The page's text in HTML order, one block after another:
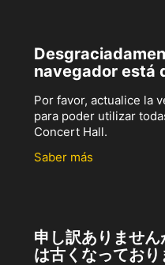
navegador está
Por favor, actualice la
para poder utilizar
Concert Hall.
Saber más
申し訳ありませ
は古くなっており